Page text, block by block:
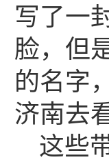
写了一
脸，但
的名字
济南去
这些